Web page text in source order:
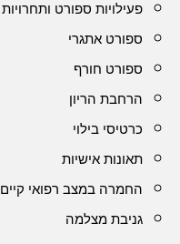
פעילויות ספורט ותחרויות
ספורט אתגרי
ספורט חורף
הרחבת הריון
כרטיסי בילוי
תאונות אישיות
החמרה במצב רפואי קיים
גניבת מצלמה